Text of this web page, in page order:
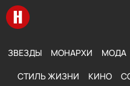
Перейти на главную
ЗВЕЗДЫ МОНАРХИ МОДА
СТИЛЬ ЖИЗНИ КИНО